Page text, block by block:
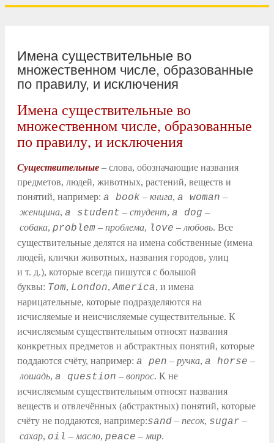
Имена существительные во
множественном числе, образованные
по правилу, и исключения
Имена существительные во
множественном числе, образованные
по правилу, и исключения
Существительные – слова, обозначающие названия
предметов, людей, животных, растений, веществ и
понятий, например: a book – книга, a woman –
женщина, a student – студент, a dog –
собака, problem – проблема, love – любовь. Все
существительные делятся на имена собственные (имена
людей, клички животных, названия городов, улиц
и т. д.), которые всегда пишутся с большой
буквы: Tom, London, America, и имена
нарицательные, которые подразделяются на
исчисляемые и неисчисляемые существительные. К
исчисляемым существительным относят названия
конкретных предметов и абстрактных понятий, которые
поддаются счёту, например: a pen – ручка, a horse –
лошадь, a question – вопрос. К не
исчисляемым существительным относят названия
веществ и отвлечённых (абстрактных) понятий, которые
счёту не поддаются, например:sand – песок, sugar –
сахар, oil – масло, peace – мир.